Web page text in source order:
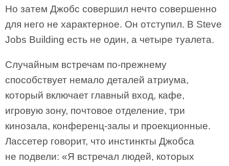
Но затем Джобс совершил нечто совершенно
для него не характерное. Он отступил. В Steve
Jobs Building есть не один, а четыре туалета.
Случайным встречам по-прежнему
способствует немало деталей атриума,
который включает главный вход, кафе,
игровую зону, почтовое отделение, три
кинозала, конференц-залы и проекционные.
Лассетер говорит, что инстинкты Джобса
не подвели: «Я встречал людей, которых